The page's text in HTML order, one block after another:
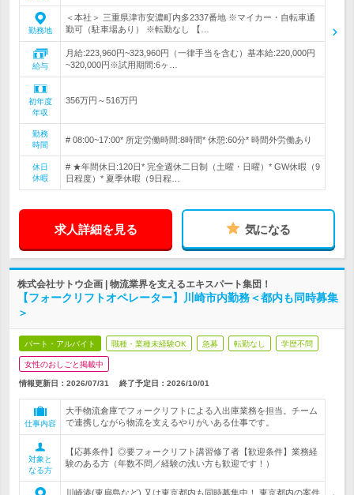
勤務地
＜本社＞ 三重県津市安濃町内多2337番地 ※マイカー・自転車通
勤可（駐車場あり） ※転勤なし 【…
給与
月給:223,960円~323,960円（一律手当を含む）基本給:220,000円
~320,000円※試用期間:6ヶ…
初年度
年収
356万円～516万円
勤務
時間
# 08:00~17:00* 所定労働時間:8時間* 休憩:60分* 時間外労働あり
休日
休暇
# ★年間休日:120日* 完全週休二日制（土曜・日曜）* GW休暇（9
日程度）* 夏季休暇（9日程…
求人詳細を見る 気になる
株式会社サトウ企画 | 物流業界を支えるエキスパート集団！
【フォークリフトオペレーター】川崎市内勤務＜都内も同時募集
＞
パート・アルバイト 職種・業種未経験OK 急募 転勤なし 学歴不問
女性のおしごと掲載中
情報更新日：2026/07/31 終了予定日： 2026/10/01
仕事内容
大手物流倉庫でフォークリフトによる入出庫業務を担当。チーム
で連携しながら物流を支えるやりがいある仕事です。
対象と
なる方
【応募条件】◎要フォークリフト講習修了者【歓迎条件】業務経
験のある方（年数不問／経験の浅い方も歓迎です！）
川崎港(東扇島など) 又は東京都内も同時募集中！ 東京都内の案件